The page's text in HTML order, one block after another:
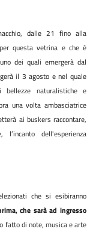
dalle 21 fino alla
questa vetrina e che è
dei quali emergerà dal
il 3 agosto e nel quale
naturalistiche e
una volta ambasciatrice
ai buskers raccontare,
dell'esperienza
che si esibiranno
che sarà ad ingresso
fatto di note, musica e arte